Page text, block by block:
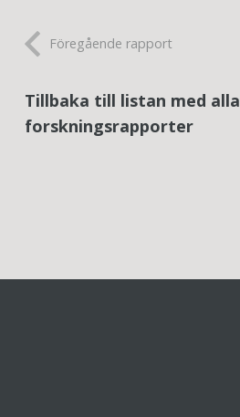
Föregående rapport
Tillbaka till listan med alla
forskningsrapporter